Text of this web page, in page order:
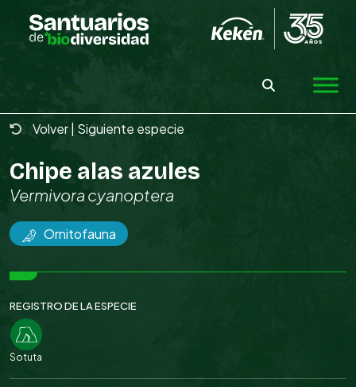
Volver Siguiente especie
Chipe alas azules
Vermivora cyanoptera
Ornitofauna
REGISTRO DE LA ESPECIE
Sotuta